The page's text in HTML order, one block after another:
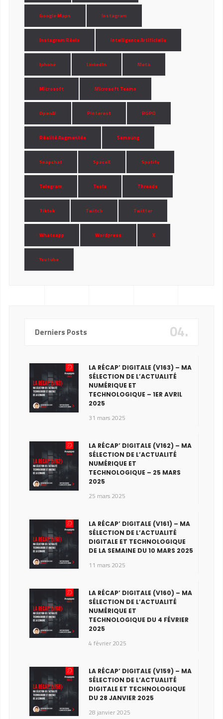
Google Maps Instagram
Instagram Réels Intelligence Artificielle
Iphone LinkedIn Meta
Microsoft Microsoft Teams
OpenAI Pinterest RGPD
Réalité Augmentée Samsung
Snapchat SpaceX Spotify
Telegram Tesla Threads
Tiktok Twitch Twitter
Whatsapp Wordpress X
Youtube
Derniers Posts 04.
LA RÉCAP’ DIGITALE (V163) – MA
SÉLECTION DE L’ACTUALITÉ
NUMÉRIQUE ET
TECHNOLOGIQUE – 1ER AVRIL
2025
31 mars 2025
LA RÉCAP’ DIGITALE (V162) – MA
SÉLECTION DE L’ACTUALITÉ
NUMÉRIQUE ET
TECHNOLOGIQUE – 25 MARS
2025
25 mars 2025
LA RÉCAP’ DIGITALE (V161) – MA
SÉLECTION DE L’ACTUALITÉ
DIGITALE ET TECHNOLOGIQUE
DE LA SEMAINE DU 10 MARS 2025
11 mars 2025
LA RÉCAP’ DIGITALE (V160) – MA
SÉLECTION DE L’ACTUALITÉ
NUMÉRIQUE ET
TECHNOLOGIQUE DU 4 FÉVRIER
2025
4 février 2025
LA RÉCAP’ DIGITALE (V159) – MA
SÉLECTION DE L’ACTUALITÉ
DIGITALE ET TECHNOLOGIQUE
DU 28 JANVIER 2025
28 janvier 2025